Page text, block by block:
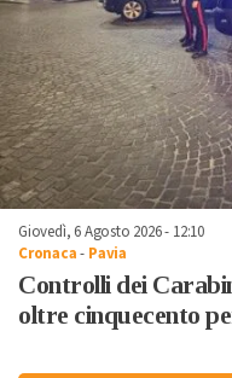
Giovedì, 6 Agosto 2026 - 12:10
Cronaca- Pavia
Controlli dei
oltre cinquecento